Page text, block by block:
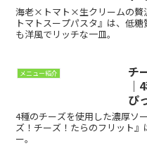
の
海老×トマト×生クリームの贅
トマトスープパスタ』は、低
も洋風でリッチな一皿。
メニュー紹介
チ
ぴ
ー
4種のチーズを使用した濃厚ソ
ズ！チーズ！たらのフリット
ー。